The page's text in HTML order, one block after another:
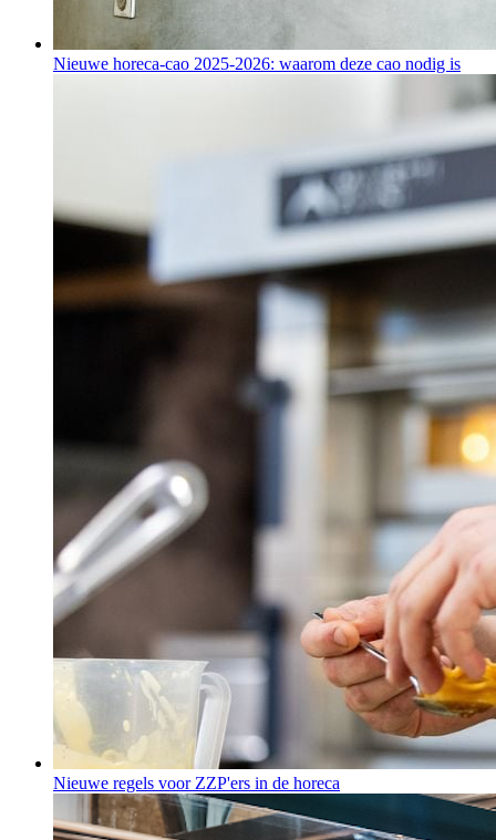
Nieuwe horeca-cao 2025-2026: waarom deze cao nodig is
Nieuwe regels voor ZZP'ers in de horeca